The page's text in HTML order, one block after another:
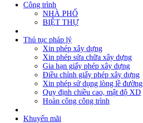
Công trình
NHÀ PHỐ
BIỆT THỰ
Thủ tục pháp lý
Xin phép xây dựng
Xin phép sửa chữa xây dựng
Gia hạn giấy phép xây dựng
Điều chỉnh giấy phép xây dựng
Xin phép sử dụng lòng lề đường
Quy định chiều cao, mật độ XD
Hoàn công công trình
Khuyến mãi